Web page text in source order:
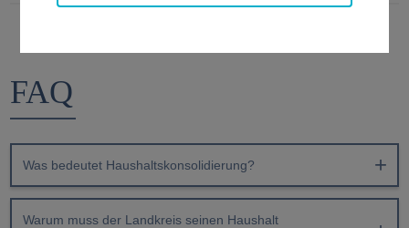
FAQ
Was bedeutet Haushaltskonsolidierung?
Warum muss der Landkreis seinen Haushalt